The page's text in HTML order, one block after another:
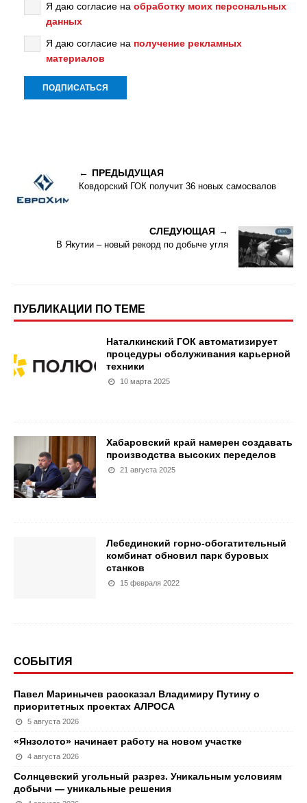
Я даю согласие на обработку моих персональных
данных
Я даю согласие на получение рекламных
материалов
ПРЕДЫДУЩАЯ
Ковдорский ГОК получит 36 новых самосвалов
СЛЕДУЮЩАЯ
В Якутии – новый рекорд по добыче угля
ПУБЛИКАЦИИ ПО ТЕМЕ
Наталкинский ГОК автоматизирует
процедуры обслуживания карьерной
техники
10 марта 2025
Хабаровский край намерен создавать
производства высоких переделов
21 августа 2025
Лебединский горно-обогатительный
комбинат обновил парк буровых
станков
15 февраля 2022
СОБЫТИЯ
Павел Маринычев рассказал Владимиру Путину о
приоритетных проектах АЛРОСА
5 августа 2026
«Янзолото» начинает работу на новом участке
4 августа 2026
Солнцевский угольный разрез. Уникальным условиям
добычи — уникальные решения